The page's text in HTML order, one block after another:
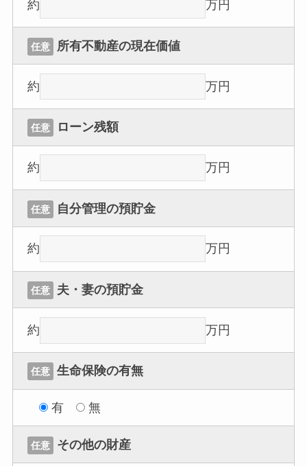
約 万円
任意 所有不動産の現在価値
約 万円
任意 ローン残額
約 万円
任意 自分管理の預貯金
約 万円
任意 夫・妻の預貯金
約 万円
任意 生命保険の有無
有 無
任意 その他の財産